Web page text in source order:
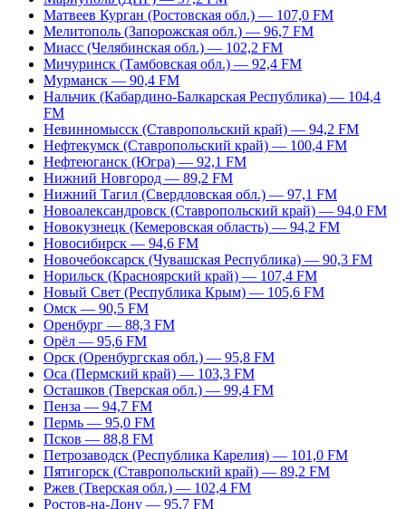
Матвеев Курган (Ростовская обл.) — 107,0 FM
Мелитополь (Запорожская обл.) — 96,7 FM
Миасс (Челябинская обл.) — 102,2 FM
Мичуринск (Тамбовская обл.) — 92,4 FM
Мурманск — 90,4 FM
Нальчик (Кабардино-Балкарская Республика) — 104,4
FM
Невинномысск (Ставропольский край) — 94,2 FM
Нефтекумск (Ставропольский край) — 100,4 FM
Нефтеюганск (Югра) — 92,1 FM
Нижний Новгород — 89,2 FM
Нижний Тагил (Свердловская обл.) — 97,1 FM
Новоалександровск (Ставропольский край) — 94,0 FM
Новокузнецк (Кемеровская область) — 94,2 FM
Новосибирск — 94,6 FM
Новочебоксарск (Чувашская Республика) — 90,3 FM
Норильск (Красноярский край) — 107,4 FM
Новый Свет (Республика Крым) — 105,6 FM
Омск — 90,5 FM
Оренбург — 88,3 FM
Орёл — 95,6 FM
Орск (Оренбургская обл.) — 95,8 FM
Оса (Пермский край) — 103,3 FM
Осташков (Тверская обл.) — 99,4 FM
Пенза — 94,7 FM
Пермь — 95,0 FM
Псков — 88,8 FM
Петрозаводск (Республика Карелия) — 101,0 FM
Пятигорск (Ставропольский край) — 89,2 FM
Ржев (Тверская обл.) — 102,4 FM
Ростов-на-Дону — 95,7 FM